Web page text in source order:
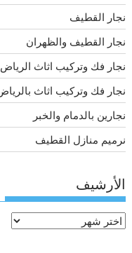
نجار القطيف
نجار القطيف والظهران
نجار فك وتركيب اثاث الرياض
نجار فك وتركيب اثاث
نجارين بالدمام والخبر
نرميم منازل القطيف
الأرشيف
الأرشيف